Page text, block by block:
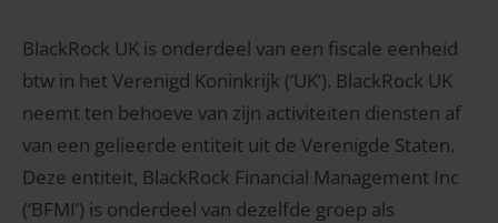
BlackRock UK is onderdeel van een fiscale eenheid
btw in het Verenigd Koninkrijk (‘UK’). BlackRock UK
neemt ten behoeve van zijn activiteiten diensten af
van een gelieerde entiteit uit de Verenigde Staten.
Deze entiteit, BlackRock Financial Management Inc
(‘BFMI’) is onderdeel van dezelfde groep als